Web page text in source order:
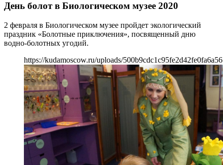
День болот в Биологическом музее 2020
2 февраля в Биологическом музее пройдет экологический
праздник «Болотные приключения», посвященный дню
водно-болотных угодий.
https://kudamoscow.ru/uploads/